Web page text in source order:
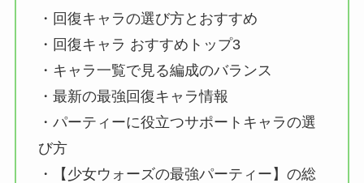
・回復キャラの選び方とおすすめ
・回復キャラ おすすめトップ3
・キャラ一覧で見る編成のバランス
・最新の最強回復キャラ情報
・パーティーに役立つサポートキャラの選
び方
・【少女ウォーズの最強パーティー】の総